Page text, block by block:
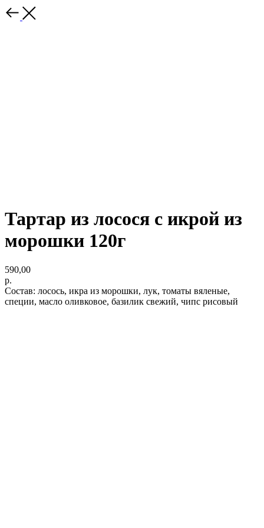
Тартар из лосося с икрой из
морошки 120г
590,00
р.
Состав: лосось, икра из морошки, лук, томаты вяленые,
специи, масло оливковое, базилик свежий, чипс рисовый